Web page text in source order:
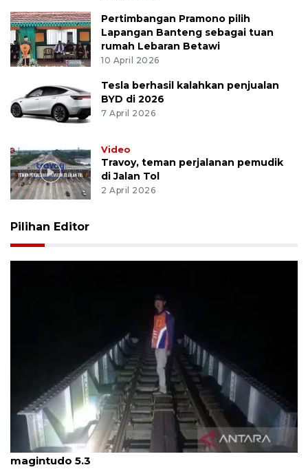
Pertimbangan Pramono pilih
Lapangan Banteng sebagai tuan
rumah Lebaran Betawi
10 April 2026
Tesla berhasil kalahkan penjualan
BYD di 2026
7 April 2026
Video
Travoy, teman perjalanan pemudik
di Jalan Tol
2 April 2026
Pilihan Editor
KAI hentikan perjalanan kereta api karena gempa
magintudo 5.3